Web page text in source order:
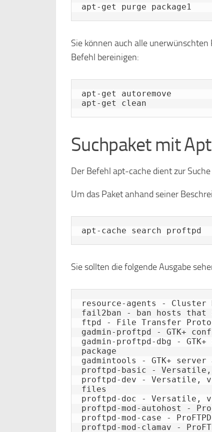
apt-get purge package1
Sie können auch alle
Befehl bereinigen:
apt-get autoremove
apt-get clean
Suchpaket mit
Der Befehl apt-cache dient zur
Um das Paket anhand seiner
apt-cache search proftpd
Sie sollten die folgende Ausgabe
resource-agents - Cluster
fail2ban - ban hosts that
ftpd - File Transfer
gadmin-proftpd - GTK+
gadmin-proftpd-dbg -
package
gadmintools - GTK+
proftpd-basic - Versatile,
proftpd-dev - Versatile,
files
proftpd-doc - Versatile,
proftpd-mod-autohost -
proftpd-mod-case - ProFTPD
proftpd-mod-clamav -